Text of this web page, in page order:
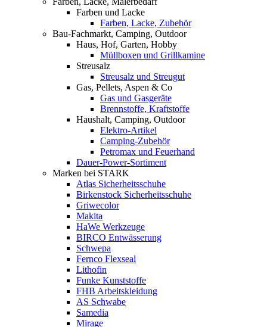
Farben und Lacke
Farben, Lacke, Zubehör
Bau-Fachmarkt, Camping, Outdoor
Haus, Hof, Garten, Hobby
Müllboxen und Grillkamine
Streusalz
Streusalz und Streugut
Gas, Pellets, Aspen & Co
Gas und Gasgeräte
Brennstoffe, Kraftstoffe
Haushalt, Camping, Outdoor
Elektro-Artikel
Camping-Zubehör
Petromax und Feuerhand
Dauer-Power-Sortiment
Marken bei STARK
Atlas Sicherheitsschuhe
Birkenstock Sicherheitsschuhe
Griwecolor
Makita
HaWe Werkzeuge
BIRCO Entwässerung
Schwepa
Fernco Flexseal
Lithofin
Funke Kunststoffe
FHB Arbeitskleidung
AS Schwabe
Samedia
Mirage